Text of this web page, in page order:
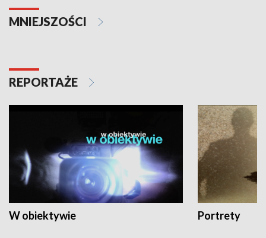
MNIEJSZOŚCI
REPORTAŻE
W obiektywie Portrety